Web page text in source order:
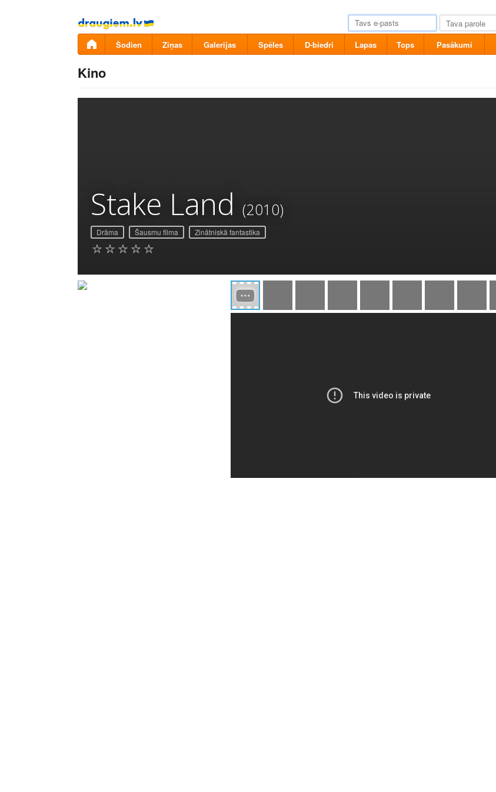
Pāriet
uz
saturu
Šodien Ziņas Galerijas Spēles D-biedri Lapas Tops Pasākumi
Kino
Stake Land (2010)
Drāma Šausmu filma Zinātniskā fantastika